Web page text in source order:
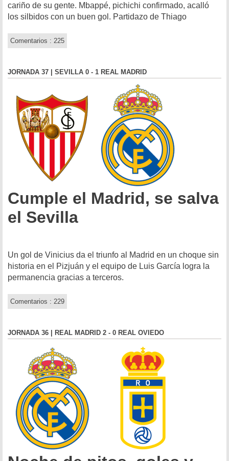
cariño de su gente. Mbappé, pichichi confirmado, acalló
los silbidos con un buen gol. Partidazo de Thiago
Comentarios : 225
JORNADA 37 | SEVILLA 0 - 1 REAL MADRID
Cumple el Madrid, se salva
el Sevilla
Un gol de Vinicius da el triunfo al Madrid en un choque sin
historia en el Pizjuán y el equipo de Luis García logra la
permanencia gracias a terceros.
Comentarios : 229
JORNADA 36 | REAL MADRID 2 - 0 REAL OVIEDO